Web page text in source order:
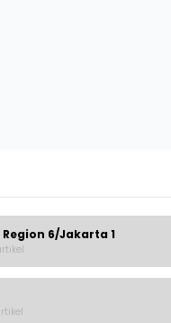
Region 6/Jakarta 1